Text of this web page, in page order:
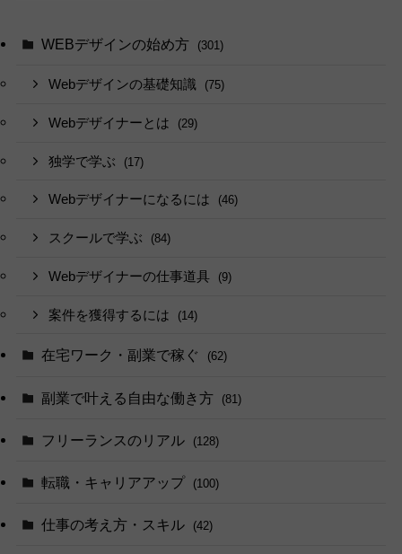
WEBデザインの始め方 (301)
Webデザインの基礎知識 (75)
Webデザイナーとは (29)
独学で学ぶ (17)
Webデザイナーになるには (46)
スクールで学ぶ (84)
Webデザイナーの仕事道具 (9)
案件を獲得するには (14)
在宅ワーク・副業で稼ぐ (62)
副業で叶える自由な働き方 (81)
フリーランスのリアル (128)
転職・キャリアアップ (100)
仕事の考え方・スキル (42)